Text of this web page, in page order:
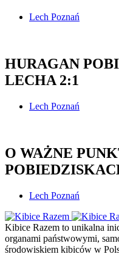
Lech Poznań
HURAGAN
LECHA 2:1
Lech Poznań
O WAŻNE
Lech Poznań
Kibice Razem to unikalna
organami państwowymi,
środowiskiem kibiców w